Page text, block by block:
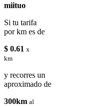
miituo
Si tu tarifa
por km es de
$ 0.61 x
km
y recorres un
aproximado de
300km al